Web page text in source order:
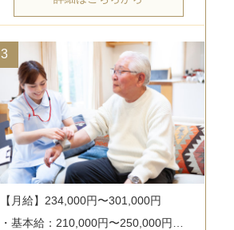
3
【月給】234,000円〜301,000円
・基本給：210,000円〜250,000円…